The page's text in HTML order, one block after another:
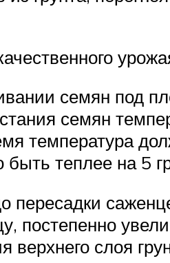
семян под
семян
температура
теплее на 5
пересадки
постепенно
верхнего слоя